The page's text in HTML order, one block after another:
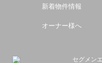
新着物件情報
オーナー様へ